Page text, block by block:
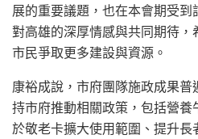
展的重要議題，也在本會期受
對高雄的深厚情感與共同期待
市民爭取更多建設與資源。
康裕成說，市府團隊施政成果
持市府推動相關政策，包括營
於敬老卡擴大使用範圍、提升長